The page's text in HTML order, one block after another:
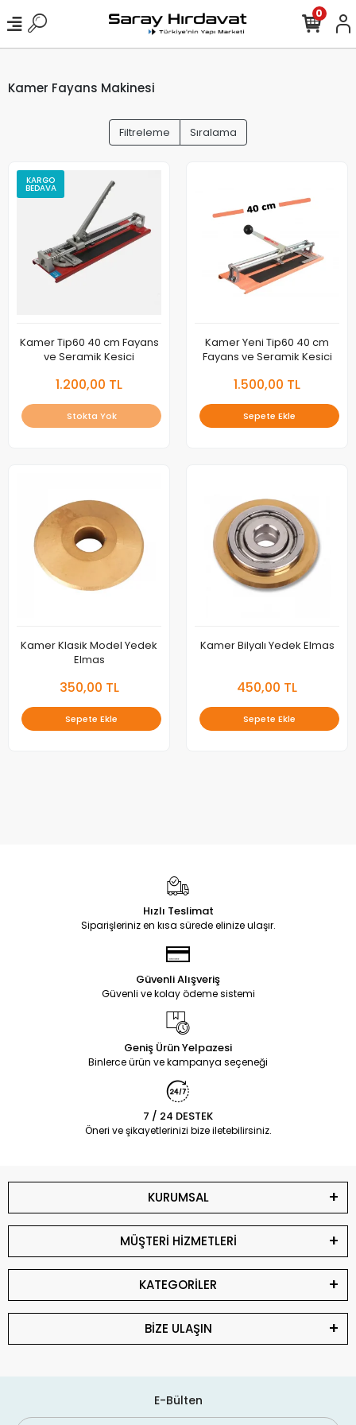
0
Kamer Fayans Makinesi
Filtreleme Sıralama
KARGO
BEDAVA
Kamer Tip60 40 cm Fayans
ve Seramik Kesici
1.200,00 TL
Stokta Yok
Kamer Yeni Tip60 40 cm
Fayans ve Seramik Kesici
1.500,00 TL
Sepete Ekle
Kamer Klasik Model Yedek
Elmas
350,00 TL
Sepete Ekle
Kamer Bilyalı Yedek Elmas
450,00 TL
Sepete Ekle
Hızlı Teslimat
Siparişleriniz en kısa sürede elinize ulaşır.
Güvenli Alışveriş
Güvenli ve kolay ödeme sistemi
Geniş Ürün Yelpazesi
Binlerce ürün ve kampanya seçeneği
7 / 24 DESTEK
Öneri ve şikayetlerinizi bize iletebilirsiniz.
KURUMSAL
MÜŞTERİ HİZMETLERİ
KATEGORİLER
BİZE ULAŞIN
E-Bülten